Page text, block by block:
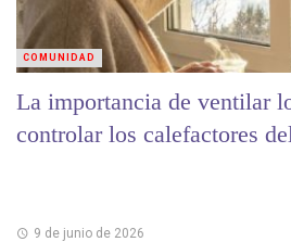
La importancia de ventilar
controlar los calefactores
9 de junio de 2026
COMUNIDAD